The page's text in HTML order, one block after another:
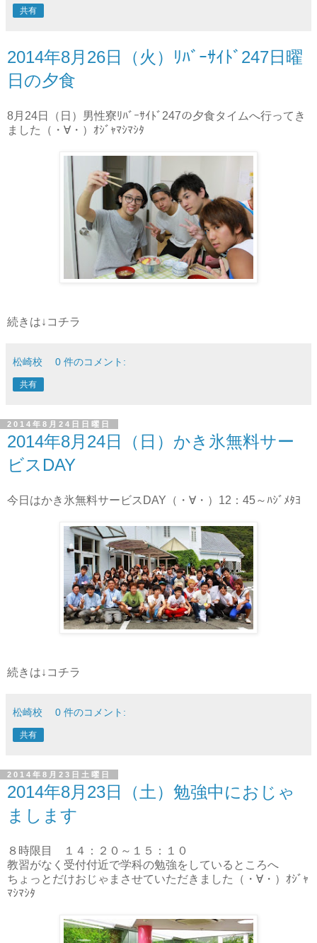
共有
2014年8月26日（火）ﾘﾊﾞｰｻｲﾄﾞ247日曜
日の夕食
8月24日（日）男性寮ﾘﾊﾞｰｻｲﾄﾞ247の夕食タイムへ行ってき
ました（・∀・）ｵｼﾞｬﾏｼﾏｼﾀ
続きは↓コチラ
松崎校 0 件のコメント:
共有
2014年8月24日日曜日
2014年8月24日（日）かき氷無料サー
ビスDAY
今日はかき氷無料サービスDAY（・∀・）12：45～ﾊｼﾞﾒﾀﾖ
続きは↓コチラ
松崎校 0 件のコメント:
共有
2014年8月23日土曜日
2014年8月23日（土）勉強中におじゃ
まします
８時限目 １４：２０～１５：１０
教習がなく受付付近で学科の勉強をしているところへ
ちょっとだけおじゃまさせていただきました（・∀・）ｵｼﾞｬ
ﾏｼﾏｼﾀ